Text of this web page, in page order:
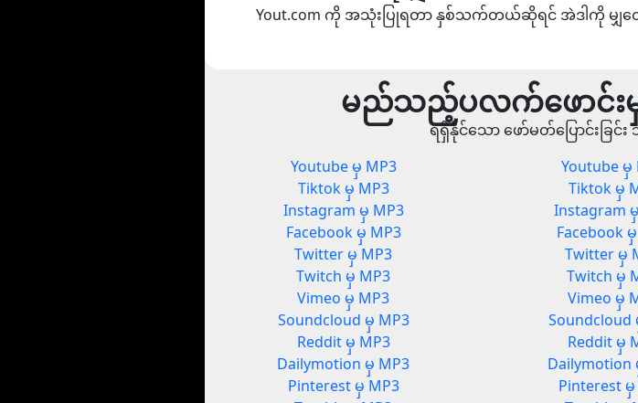
Yout.com ကို အသုံးပြုရတာ နှစ်သက်တယ်ဆိုရင် အဲဒါကို မျှဝ
မည်သည့်ပလက်ဖောင်းမှ
ရရှိနိုင်သော ဖော်မတ်ပြောင်းခြင်း
Youtube မှ MP3
Tiktok မှ MP3
Instagram မှ MP3
Facebook မှ MP3
Twitter မှ MP3
Twitch မှ MP3
Vimeo မှ MP3
Soundcloud မှ MP3
Reddit မှ MP3
Dailymotion မှ MP3
Pinterest မှ MP3
Youtube မှ
Tiktok မှ
Instagram
Facebook
Twitter မှ
Twitch မှ
Vimeo မှ
Soundcloud
Reddit မှ
Dailymotion
Pinterest မှ